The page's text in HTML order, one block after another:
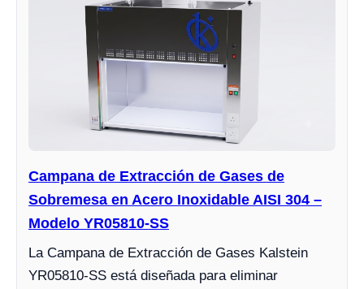
Campana de Extracción de Gases de
Sobremesa en Acero Inoxidable AISI 304 –
Modelo YR05810-SS
La Campana de Extracción de Gases Kalstein
YR05810-SS está diseñada para eliminar